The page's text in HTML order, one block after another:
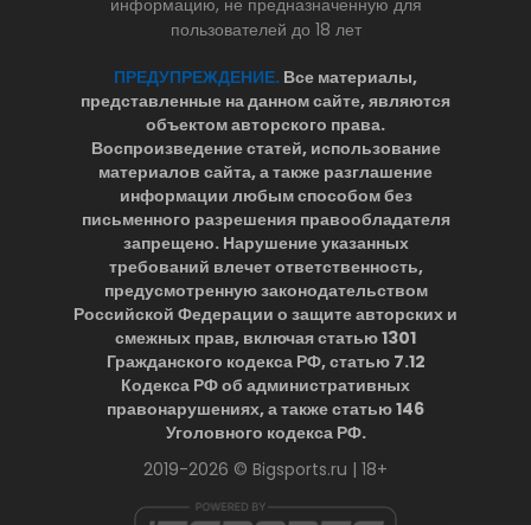
пользователей до 18 лет
ПРЕДУПРЕЖДЕНИЕ. Все материалы,
представленные на данном сайте, являются
объектом авторского права.
Воспроизведение статей, использование
материалов сайта, а также разглашение
информации любым способом без
письменного разрешения правообладателя
запрещено. Нарушение указанных
требований влечет ответственность,
предусмотренную законодательством
Российской Федерации о защите авторских и
смежных прав, включая статью 1301
Гражданского кодекса РФ, статью 7.12
Кодекса РФ об административных
правонарушениях, а также статью 146
Уголовного кодекса РФ.
2019-2026 © Bigsports.ru | 18+